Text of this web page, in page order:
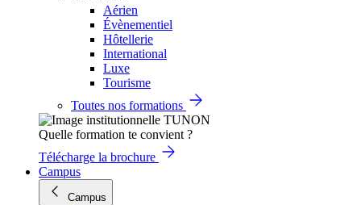
Aérien
Évènementiel
Hôtellerie
International
Luxe
Tourisme
Toutes nos formations
Quelle formation te convient ?
Télécharge la brochure
Campus
Campus